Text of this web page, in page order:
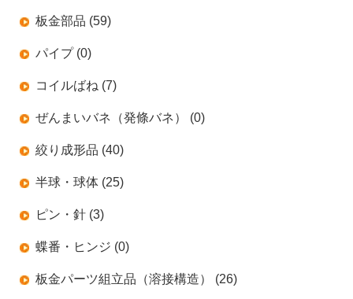
板金部品 (59)
パイプ (0)
コイルばね (7)
ぜんまいバネ（発條バネ） (0)
絞り成形品 (40)
半球・球体 (25)
ピン・針 (3)
蝶番・ヒンジ (0)
板金パーツ組立品（溶接構造） (26)